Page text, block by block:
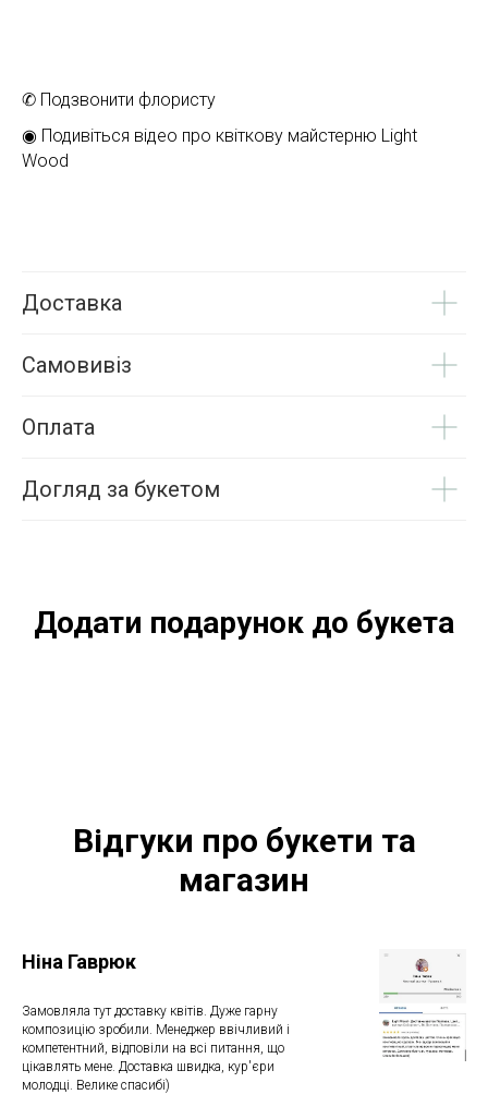
✆ Подзвонити флористу
◉ Подивіться відео про квіткову майстерню Light
Wood
Доставка
Самовивіз
Оплата
Догляд за букетом
Додати подарунок до букета
Відгуки про букети та
магазин
Ніна Гаврюк
Замовляла тут доставку квітів. Дуже гарну
композицію зробили. Менеджер ввічливий і
компетентний, відповіли на всі питання, що
цікавлять мене. Доставка швидка, кур'єри
молодці. Велике спасибі)